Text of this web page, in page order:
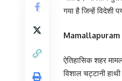
गया है जिन्हें विदेशी
Mamallapuram
ऐतिहासिक शहर
विशाल चट्टानी